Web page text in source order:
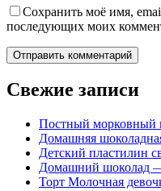
Сохранить моё имя,
последующих моих
Свежие записи
Постный морковный
Домашняя
Детский пластилин
Домашний шоколад —
Торт Молочная